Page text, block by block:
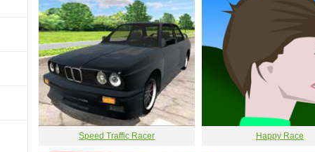
Speed Traffic Racer Happy Race